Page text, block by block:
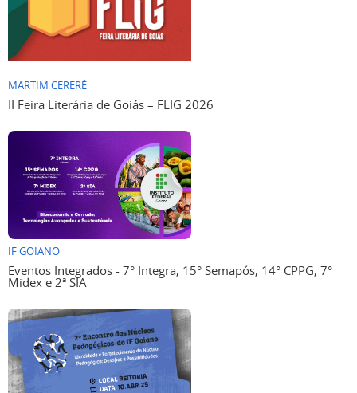
MARTIM CERERÊ
II Feira Literária de Goiás – FLIG 2026
IF GOIANO
Eventos Integrados - 7° Integra, 15° Semapós, 14° CPPG, 7°
Midex e 2ª SIA